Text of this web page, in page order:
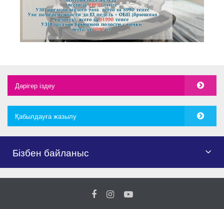
Дәрігер іздеу
Қабылдауға жазылу
Бізбен байланыс